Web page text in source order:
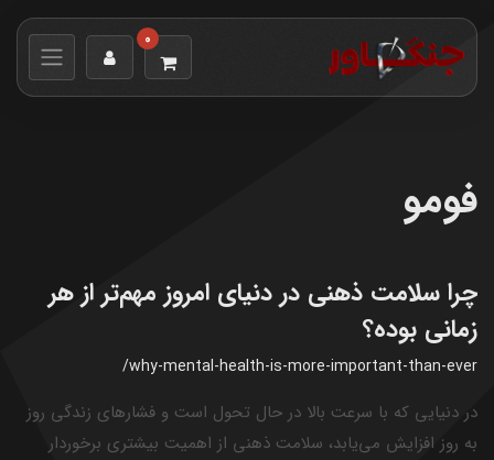
0
فومو
چرا سلامت ذهنی در دنیای امروز مهم‌تر از هر
زمانی بوده؟
/why-mental-health-is-more-important-than-ever
در دنیایی که با سرعت بالا در حال تحول است و فشارهای زندگی روز
به روز افزایش می‌یابد، سلامت ذهنی از اهمیت بیشتری برخوردار